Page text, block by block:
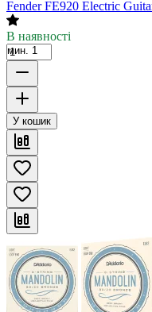
Fender FE920 Electric
В наявності
мин. 1
У кошик